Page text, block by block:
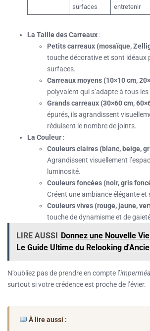
surfaces
entretenir
La Taille des Carreaux :
Petits carreaux (mosaïque,
touche décorative et sont idéaux
surfaces.
Carreaux moyens (10×10 cm,
polyvalent qui s’adapte à tous
Grands carreaux (30×60 cm,
épurés, ils agrandissent
réduisent le nombre de joints.
La Couleur :
Couleurs claires (blanc, beige,
Agrandissent visuellement
luminosité.
Couleurs foncées (noir, gris
Créent une ambiance élégante et
Couleurs vives (rouge, jaune,
touche de dynamisme et de
LIRE AUSSI Donnez une Nouvelle
Le Guide Ultime du Relooking
N’oubliez pas de prendre en compte l’
surtout si votre crédence est proche de l’évier.
À lire aussi :